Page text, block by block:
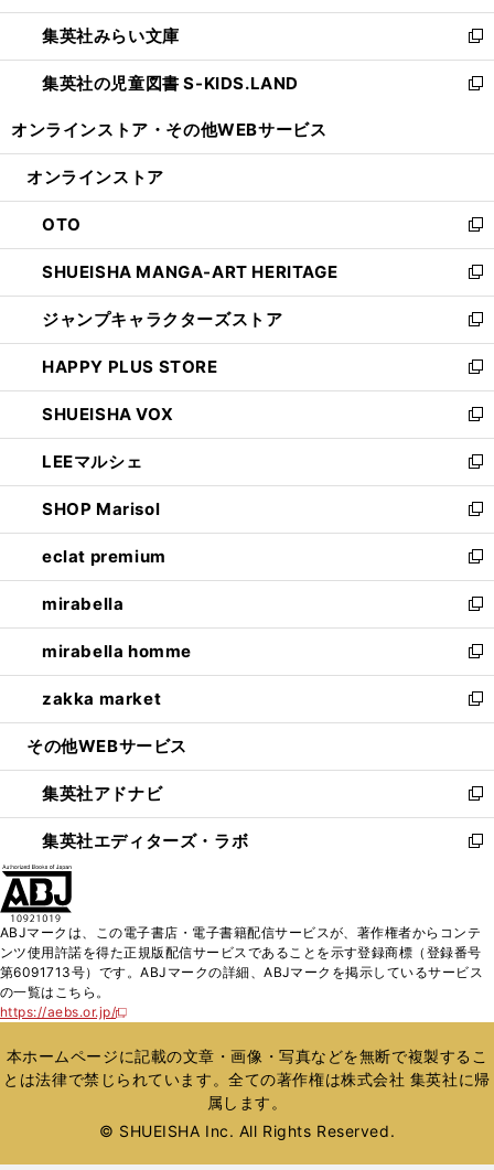
開
く
ウ
で
開
く
ン
ド
ウ
で
ウ
ィ
ン
ド
開
集英社みらい文庫
新
し
い
ン
ウ
で
開
く
集英社の児童図書 S-KIDS.LAND
新
ウ
ン
ド
ウ
で
開
く
オンラインストア・ その他WEBサービス
オンラインストア
OTO
新
し
い
ウ
ィ
ン
ド
ウ
で
開
く
SHUEISHA MANGA-ART HERITAGE
新
し
い
ウ
ィ
ン
ド
ウ
で
開
く
ジャンプキャラクターズストア
新
し
い
ウ
ィ
ン
ド
ウ
で
開
く
HAPPY PLUS STORE
新
し
い
ウ
ィ
ン
ド
ウ
で
開
く
SHUEISHA VOX
新
し
い
ウ
ィ
ン
ド
ウ
で
開
く
LEEマルシェ
新
し
い
ウ
ィ
ン
ド
ウ
で
開
く
SHOP Marisol
新
し
い
ウ
ィ
ン
ド
ウ
で
開
eclat premium
新
し
い
ウ
ィ
ン
ド
ウ
開
く
mirabella
新
し
い
ウ
ィ
ン
ウ
で
開
く
mirabella homme
新
し
い
ウ
ン
ド
ウ
で
zakka market
新
し
ウ
ィ
ン
ド
く
その他WEBサービス
集英社アドナビ
新
し
い
ド
ウ
で
集英社エディターズ・ラボ
新
ィ
ン
ド
開
く
ABJマークは、この電子書店・電子書籍配信サービスが、著作権者からコンテ
ンツ使用許諾を得た正規版配信サービスであることを示す登録商標（登録番号
第6091713号）です。ABJマークの詳細、ABJマークを掲示しているサービス
の一覧はこちら。
https://aebs.or.jp/
新
い
ウ
ィ
ウ
本ホームページに記載の文章・画像・写真などを無断で複製するこ
とは法律で禁じられています。全ての著作権は株式会社 集英社に帰
属します。
© SHUEISHA Inc. All Rights Reserved.